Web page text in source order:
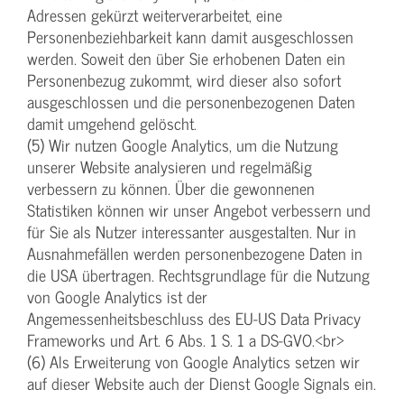
Adressen gekürzt weiterverarbeitet, eine
Personenbeziehbarkeit kann damit ausgeschlossen
werden. Soweit den über Sie erhobenen Daten ein
Personenbezug zukommt, wird dieser also sofort
ausgeschlossen und die personenbezogenen Daten
damit umgehend gelöscht.
(5) Wir nutzen Google Analytics, um die Nutzung
unserer Website analysieren und regelmäßig
verbessern zu können. Über die gewonnenen
Statistiken können wir unser Angebot verbessern und
für Sie als Nutzer interessanter ausgestalten. Nur in
Ausnahmefällen werden personenbezogene Daten in
die USA übertragen. Rechtsgrundlage für die Nutzung
von Google Analytics ist der
Angemessenheitsbeschluss des EU-US Data Privacy
Frameworks und Art. 6 Abs. 1 S. 1 a DS-GVO.<br>
(6) Als Erweiterung von Google Analytics setzen wir
auf dieser Website auch der Dienst Google Signals ein.